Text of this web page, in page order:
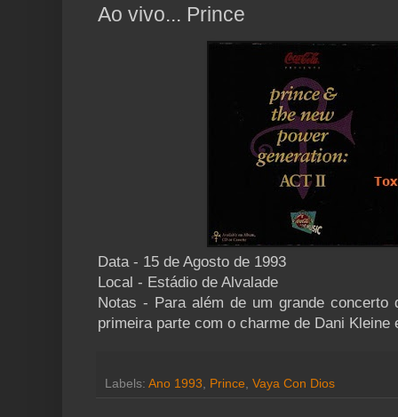
Ao vivo... Prince
Data - 15 de Agosto de 1993
Local - Estádio de Alvalade
Notas - Para além de um grande concerto
primeira parte com o charme de Dani Kleine
Labels: Ano 1993, Prince, Vaya Con Dios